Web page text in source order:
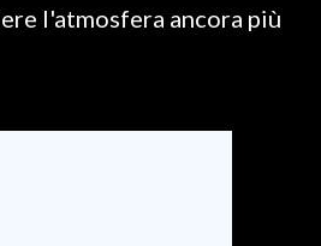
l'atmosfera ancora più